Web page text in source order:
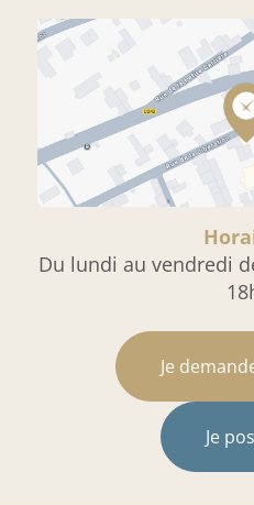
Du lundi au vendredi
Je
Je